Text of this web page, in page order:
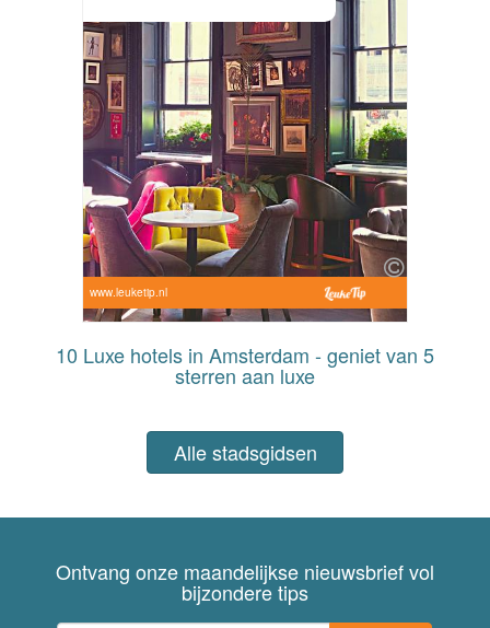
www.leuketip.nl
10 Luxe hotels in Amsterdam - geniet van 5
sterren aan luxe
Alle stadsgidsen
Ontvang onze maandelijkse nieuwsbrief vol
bijzondere tips